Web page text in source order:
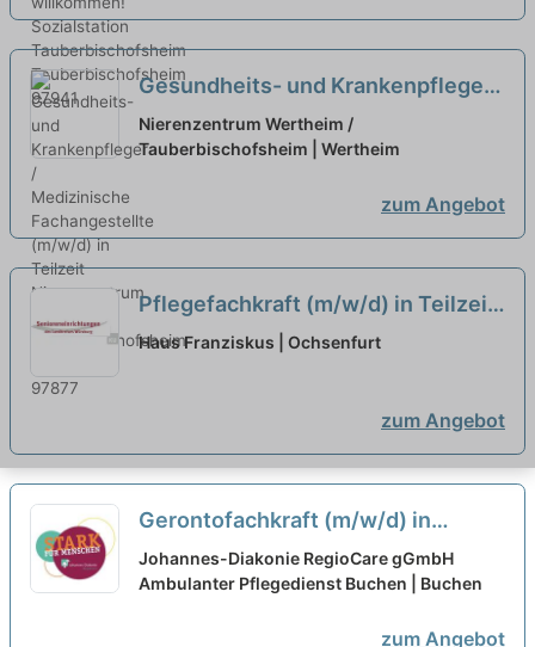
Gesundheits- und Krankenpfleger /
Medizinische Fachangestellte
(m/w/d) in Teilzeit neu
Nierenzentrum Wertheim /
Tauberbischofsheim | Wertheim
zum Angebot
Pflegefachkraft (m/w/d) in Teilzeit
- Wir suchen Sie! neu
Haus Franziskus | Ochsenfurt
zum Angebot
Gerontofachkraft (m/w/d) in
Teilzeit – Bei uns startet Deine
Karriere! neu
Johannes-Diakonie RegioCare gGmbH
Ambulanter Pflegedienst Buchen | Buchen
zum Angebot